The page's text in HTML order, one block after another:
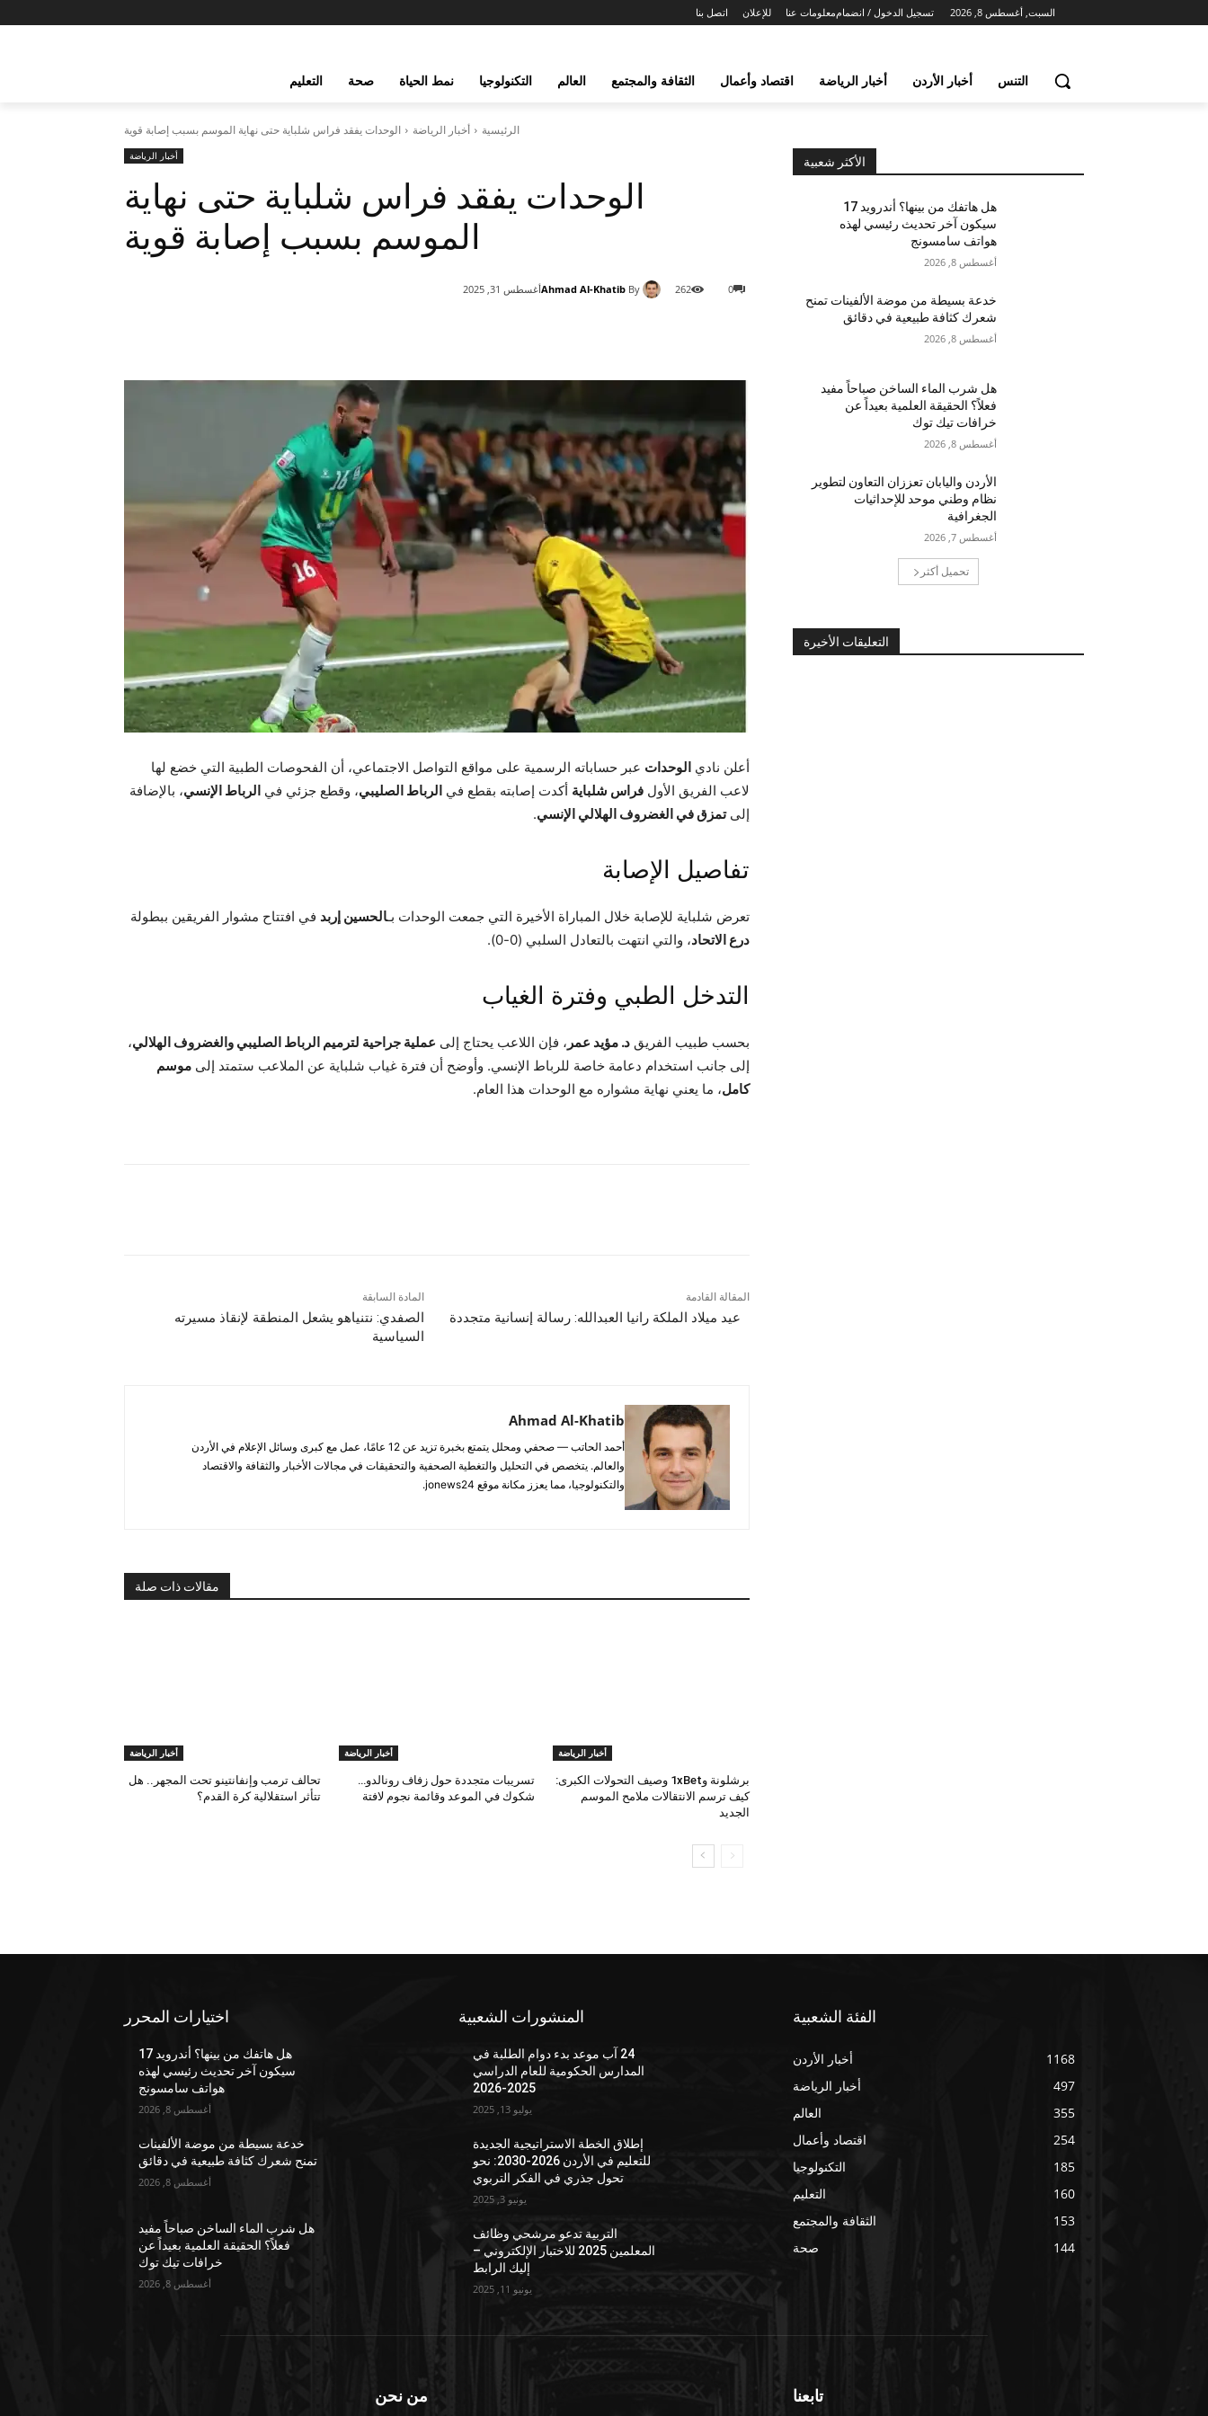
السبت, أغسطس 8, 2026 تسجيل الدخول / انضمام اتصل بنا للإعلان معلومات عنا
التنس أخبار الأردن أخبار الرياضة اقتصاد وأعمال الثقافة والمجتمع العالم التكنولوجيا نمط الحياة صحة التعليم
الرئيسية أخبار الرياضة الوحدات يفقد فراس شلباية حتى نهاية الموسم بسبب إصابة قوية
أخبار الرياضة
الوحدات يفقد فراس شلباية حتى نهاية
الموسم بسبب إصابة قوية
By
Ahmad Al-Khatibأغسطس 31, 2025 0
262
أعلن نادي الوحدات عبر حساباته الرسمية على مواقع التواصل الاجتماعي، أن الفحوصات الطبية التي خضع لها
لاعب الفريق الأول فراس شلباية أكدت إصابته بقطع في الرباط الصليبي، وقطع جزئي في الرباط الإنسي، بالإضافة
إلىتمزق في الغضروف الهلالي الإنسي.
تفاصيل الإصابة
تعرض شلباية للإصابة خلال المباراة الأخيرة التي جمعت الوحدات بـالحسين إربد في افتتاح مشوار الفريقين ببطولة
درع الاتحاد، والتي انتهت بالتعادل السلبي (0-0).
التدخل الطبي وفترة الغياب
بحسب طبيب الفريق د. مؤيد عمر ، فإن اللاعب يحتاج إلى عملية جراحية لترميم الرباط الصليبي والغضروف الهلالي،
إلى جانب استخدام دعامة خاصة للرباط الإنسي. وأوضح أن فترة غياب شلباية عن الملاعب ستمتد إلى موسم
كامل، ما يعني نهاية مشواره مع الوحدات هذا العام.
المادة السابقة
الصفدي: نتنياهو يشعل المنطقة لإنقاذ مسيرته
السياسية
المقالة القادمة
عيد ميلاد الملكة رانيا العبدالله: رسالة إنسانية متجددة
Ahmad Al-Khatib
أحمد الحاتب — صحفي ومحلل يتمتع بخبرة تزيد عن 12 عامًا، عمل مع كبرى وسائل الإعلام في الأردن
والعالم. يتخصص في التحليل والتغطية الصحفية والتحقيقات في مجالات الأخبار والثقافة والاقتصاد
والتكنولوجيا، مما يعزز مكانة موقع jonews24.
مقالات ذات صلة
أخبار الرياضة
برشلونة و1xBet وصيف التحولات الكبرى:
كيف ترسم الانتقالات ملامح الموسم
الجديد
أخبار الرياضة
تسريبات متجددة حول زفاف رونالدو…
شكوك في الموعد وقائمة نجوم لافتة
أخبار الرياضة
تحالف ترمب وإنفانتينو تحت المجهر.. هل
تتأثر استقلالية كرة القدم؟
الأكثر شعبية
هل هاتفك من بينها؟ أندرويد 17
سيكون آخر تحديث رئيسي لهذه
هواتف سامسونج
أغسطس 8, 2026
خدعة بسيطة من موضة الألفينات تمنح
شعرك كثافة طبيعية في دقائق
أغسطس 8, 2026
هل شرب الماء الساخن صباحاً مفيد
فعلاً؟ الحقيقة العلمية بعيداً عن
خرافات تيك توك
أغسطس 8, 2026
الأردن واليابان تعززان التعاون لتطوير
نظام وطني موحد للإحداثيات
الجغرافية
أغسطس 7, 2026
تحميل أكثر
التعليقات الأخيرة
اختيارات المحرر
هل هاتفك من بينها؟ أندرويد 17
سيكون آخر تحديث رئيسي لهذه
هواتف سامسونج
أغسطس 8, 2026
خدعة بسيطة من موضة الألفينات
تمنح شعرك كثافة طبيعية في دقائق
أغسطس 8, 2026
هل شرب الماء الساخن صباحاً مفيد
فعلاً؟ الحقيقة العلمية بعيداً عن
خرافات تيك توك
أغسطس 8, 2026
المنشورات الشعبية
24 آب موعد بدء دوام الطلبة في
المدارس الحكومية للعام الدراسي
2025-2026
يوليو 13, 2025
إطلاق الخطة الاستراتيجية الجديدة
للتعليم في الأردن 2026-2030: نحو
تحول جذري في الفكر التربوي
يونيو 3, 2025
التربية تدعو مرشحي وظائف
المعلمين 2025 للاختبار الإلكتروني –
إليك الرابط
يونيو 11, 2025
الفئة الشعبية
أخبار الأردن
1168
أخبار الرياضة
497
العالم
355
اقتصاد وأعمال
254
التكنولوجيا
185
التعليم
160
الثقافة والمجتمع
153
صحة
144
من نحن تابعنا